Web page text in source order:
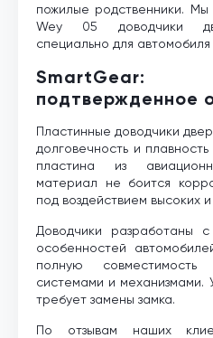
пожилые родственники.
Wey 05 доводчики
специально для
SmartGear:
подтвержденное
Пластинные доводчики
долговечность и
пластина из
материал не боится
под воздействием высоких
Доводчики разработаны с
особенностей
полную
системами и механизмами.
требует замены замка.
По отзывам наших